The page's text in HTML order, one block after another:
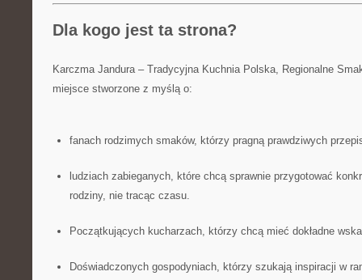
Dla kogo jest ta strona?
Karczma Jandura – Tradycyjna Kuchnia Polska, Regionalne
miejsce stworzone z myślą o:
fanach rodzimych smaków, którzy pragną prawdziwych
ludziach zabieganych, które chcą sprawnie przygotować
rodziny, nie tracąc czasu.
Początkujących kucharzach, którzy chcą mieć dokładne
Doświadczonych gospodyniach, którzy szukają inspiracji w